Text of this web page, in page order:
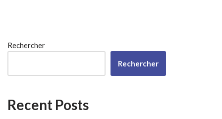
Rechercher
Rechercher
Recent Posts